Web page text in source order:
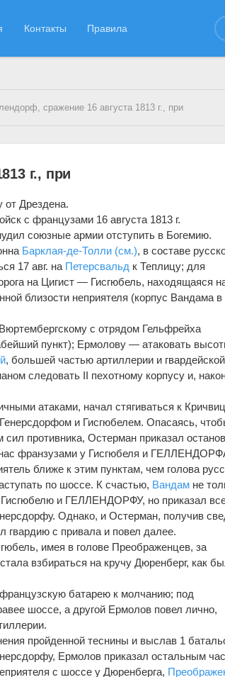
Контакты Правила
сражение 16 августа 1813 г., при
г., при
Дрездена.
с французами 16 августа 1813 г.
союзные армии отступить в Богемию.
Барклая-де-Толли (см.), в составе
17 авг. на Петерсвальд к Теплицу; для
на Цигист — Гисгюбель, находящаяся
близости неприятеля (корпус Вандама в
с отрядом Гельфрейха
пункт); Ермолову — атаковать
, большей частью артиллерии и гвардейской
следовать II пехотному корпусу и,
атаками, начал стягиваться к
и Гисгюбелем. Опасаясь,
противника, Остерман приказал
франзузами у Гисгюбеля и
ближе к этим пунктам, чем голова
по шоссе. К счастью, Вандам не
и ГЕЛЛЕНДОРФУ, но приказал
Однако, и Остерман, получив
гвардию с привала и повел далее.
имея в голове Преображенцев, за
взбираться на кручу Дюренберг, как
батарею к молчанию; под
шоссе, а другой Ермолов повел лично,
пройденной теснины и выслав 1
Ермолов приказал остальным
с шоссе у Дюренберга,